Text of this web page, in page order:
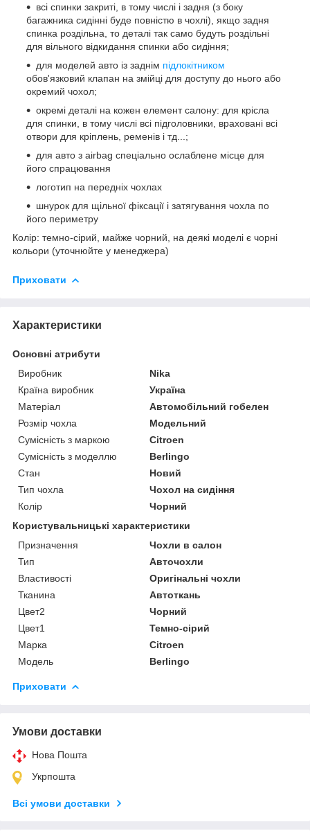
всі спинки закриті, в тому числі і задня (з боку
багажника сидінні буде повністю в чохлі), якщо задня
спинка роздільна, то деталі так само будуть роздільні
для вільного відкидання спинки або сидіння;
для моделей авто із заднім підлокітником
обов'язковий клапан на змійці для доступу до нього або
окремий чохол;
окремі деталі на кожен елемент салону: для крісла
для спинки, в тому числі всі підголовники, враховані всі
отвори для кріплень, ременів і тд...;
для авто з airbag спеціально ослаблене місце для
його спрацювання
логотип на передніх чохлах
шнурок для щільної фіксації і затягування чохла по
його периметру
Колір: темно-сірий, майже чорний, на деякі моделі є чорні
кольори (уточнюйте у менеджера)
Приховати
Характеристики
Основні атрибути
Виробник
Nika
Країна виробник
Україна
Матеріал
Автомобільний гобелен
Розмір чохла
Модельний
Сумісність з маркою
Citroen
Сумісність з моделлю
Berlingo
Стан
Новий
Тип чохла
Чохол на сидіння
Колір
Чорний
Користувальницькі характеристики
Призначення
Чохли в салон
Тип
Авточохли
Властивості
Оригінальні чохли
Тканина
Автоткань
Цвет2
Чорний
Цвет1
Темно-сірий
Марка
Citroen
Модель
Berlingo
Приховати
Умови доставки
Нова Пошта
Укрпошта
Всі умови доставки